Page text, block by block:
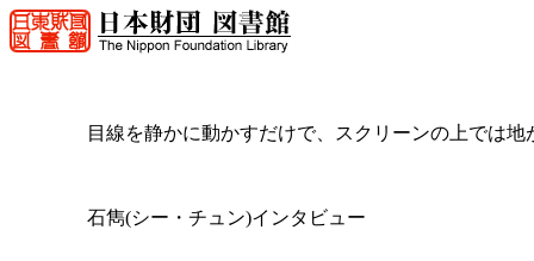
目線を静かに動かすだけで、スクリーンの上では地
石雋(シー・チュン)インタビュー